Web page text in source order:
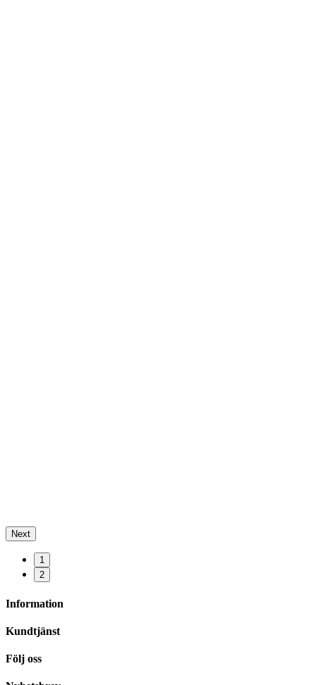
Next
1
2
Information
Kundtjänst
Följ oss